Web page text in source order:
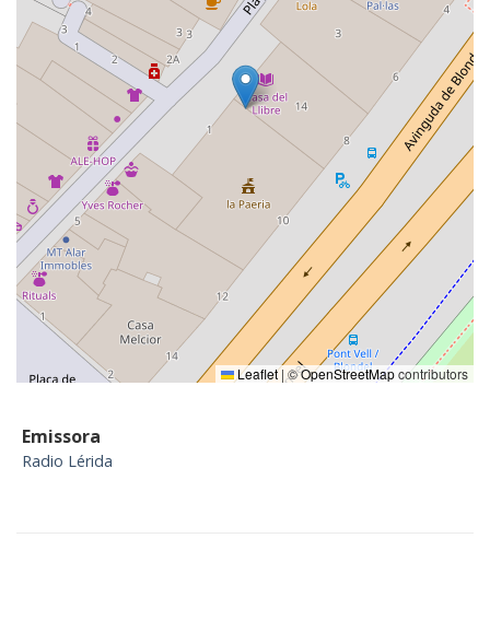
Leaflet | ©OpenStreetMapcontributors
Emissora
Radio Lérida